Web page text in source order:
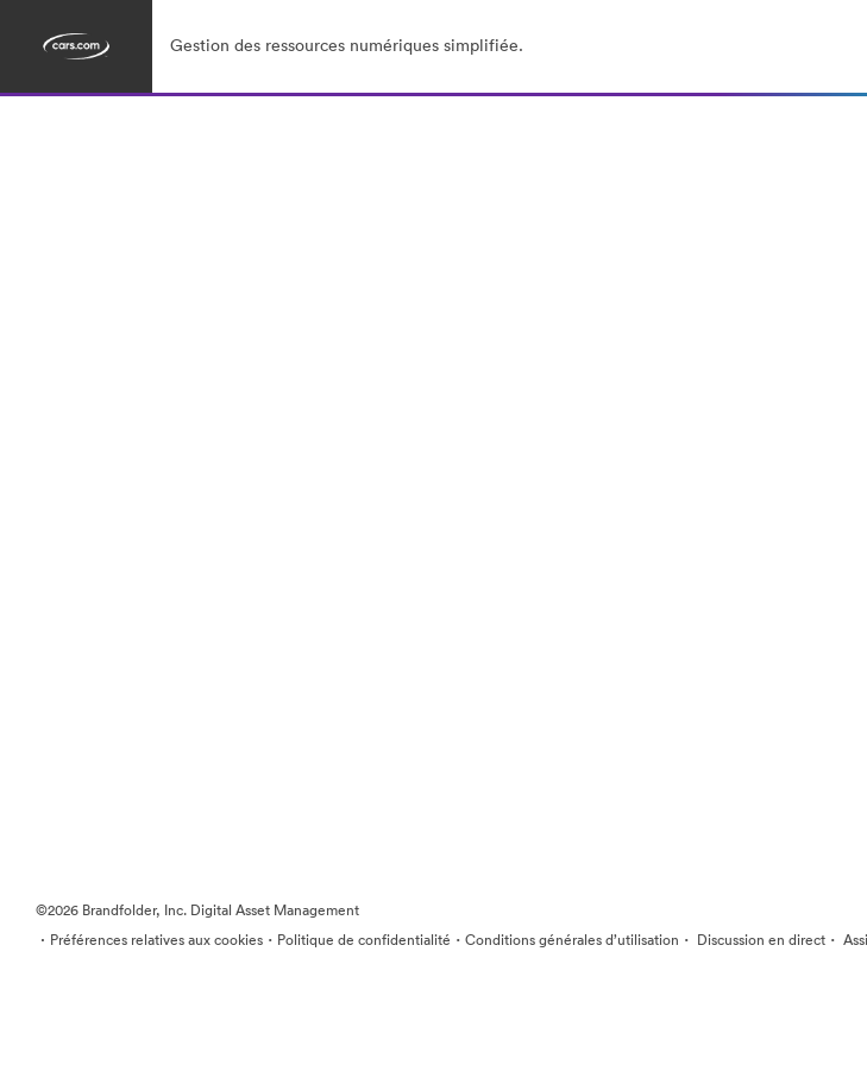
Gestion des ressources numériques simplifiée.
©2026 Brandfolder, Inc. Digital Asset Management
· Préférences relatives aux cookies · Politique de confidentialité · Conditions générales d’utilisation · Discussion en direct ·